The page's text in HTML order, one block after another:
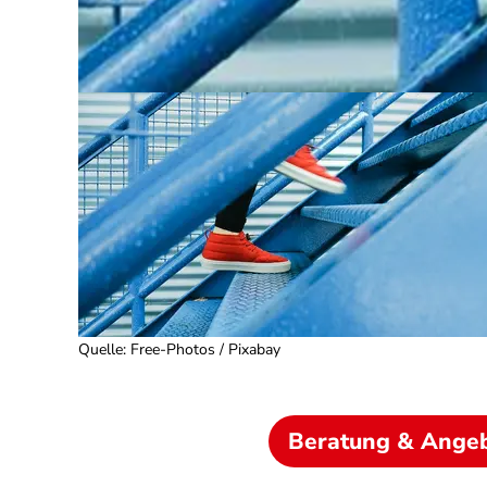
Quelle: Free-Photos / Pixabay
Beratung &